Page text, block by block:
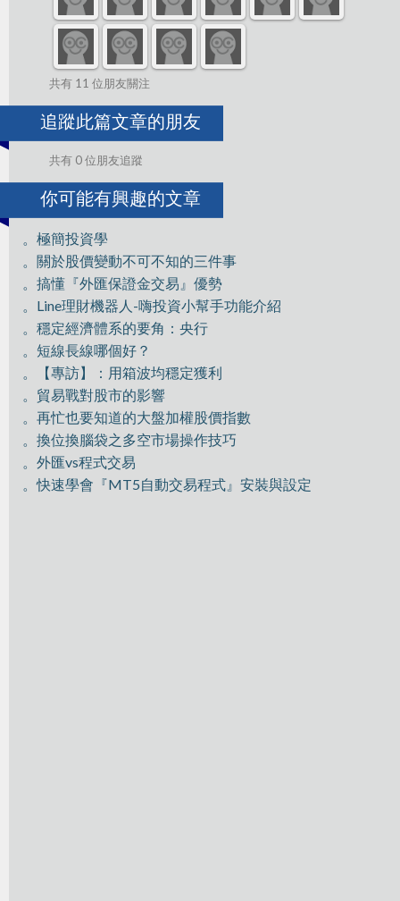
共有 11 位朋友關注
追蹤此篇文章的朋友
共有 0 位朋友追蹤
你可能有興趣的文章
。極簡投資學
。關於股價變動不可不知的三件事
。搞懂『外匯保證金交易』優勢
。Line理財機器人-嗨投資小幫手功能介紹
。穩定經濟體系的要角：央行
。短線長線哪個好？
。【專訪】：用箱波均穩定獲利
。貿易戰對股市的影響
。再忙也要知道的大盤加權股價指數
。換位換腦袋之多空市場操作技巧
。外匯vs程式交易
。快速學會『MT5自動交易程式』安裝與設定